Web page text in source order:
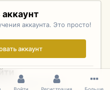
аккаунта. Это просто!
аккаунт
Войдите здесь.